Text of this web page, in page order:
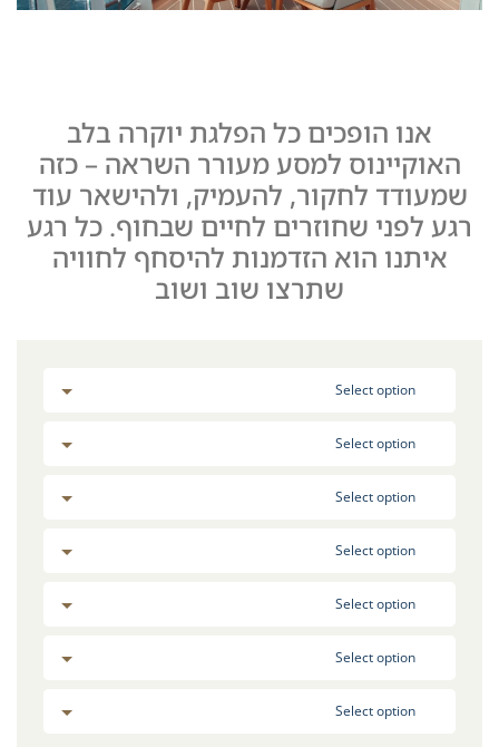
אנו הופכים כל הפלגת יוקרה בלב
האוקיינוס למסע מעורר השראה – כזה
שמעודד לחקור, להעמיק, ולהישאר עוד
רגע לפני שחוזרים לחיים שבחוף. כל רגע
איתנו הוא הזדמנות להיסחף לחוויה
שתרצו שוב ושוב
Select option
Select option
Select option
Select option
Select option
Select option
Select option